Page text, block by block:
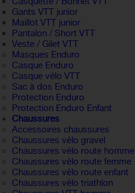
Gants VTT junior
Maillot VTT junior
Pantalon / Short VTT
Veste / Gilet VTT
Masques Enduro
Casque Enduro
Casque vélo VTT
Sac à dos Enduro
Protection Enduro
Protection Enduro Enfant
Chaussures
Accessoires chaussures
Chaussures vélo gravel
Chaussures vélo route homme
Chaussures vélo route femme
Chaussures vélo route enfant
Chaussures vélo triathlon